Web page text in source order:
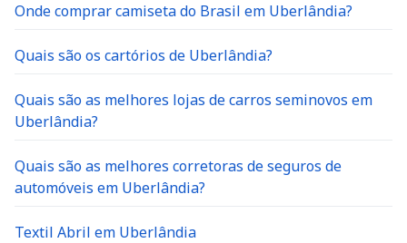
Onde comprar camiseta do Brasil em Uberlândia?
Quais são os cartórios de Uberlândia?
Quais são as melhores lojas de carros seminovos em
Uberlândia?
Quais são as melhores corretoras de seguros de
automóveis em Uberlândia?
Textil Abril em Uberlândia